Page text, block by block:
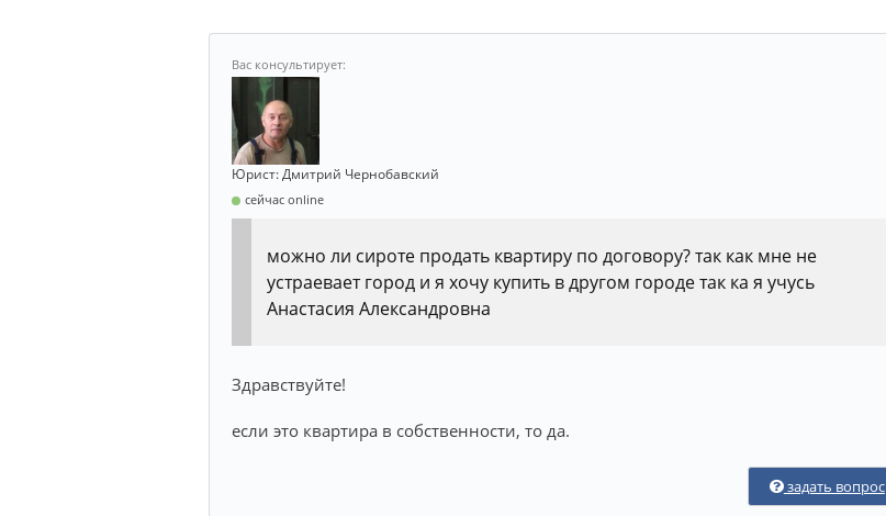
Юрист: Дмитрий Чернобавский
сейчас online
можно ли сироте продать квартиру по договору? так как мне не
устраевает город и я хочу купить в другом городе так ка я учусь
Анастасия Александровна
Здравствуйте!
если это квартира в собственности, то да.
задать вопрос